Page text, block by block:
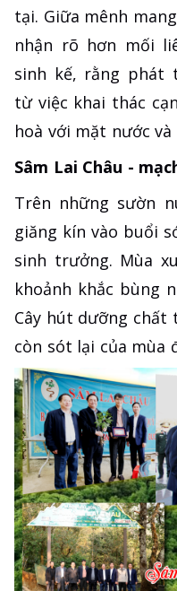
tại. Giữa mênh
nhận rõ hơn mối
sinh kế, rằng phát
từ việc khai thác
hoà với mặt nước và
Sâm Lai Châu -
Trên những sườn
giăng kín vào buổi
sinh trưởng. Mùa
khoảnh khắc bùng
Cây hút dưỡng
còn sót lại của mùa